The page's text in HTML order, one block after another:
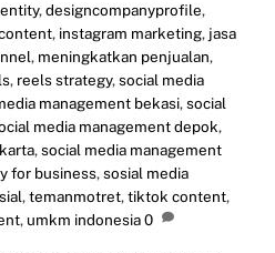
,designcompanyprofile,
, instagram marketing, jasa
, meningkatkan penjualan,
, reels strategy,social media
management bekasi,social
media management depok,
,social media management
for business,sosial media
,temanmotret,tiktok content,
, umkm indonesia 0